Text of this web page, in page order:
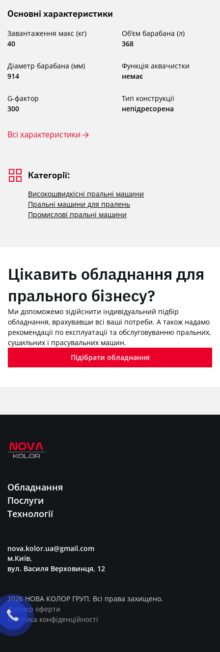
Основні характеристики
Завантаження макс (кг)
40
Об'єм барабана (л)
368
Діаметр барабана (мм)
914
Функція аквачистки
немає
G-фактор
300
Тип конструкції
непідресорена
Всі характеристики
Категорії:
Високошвидкісні пральні машини
Пральні машини для пралень
Промислові пральні машини
Цікавить обладнання для
прального бізнесу?
Ми допоможемо зідійснити індивідуальний підбір
обладнання, врахувавши всі ваші потреби. А також надамо
рекомендації по експлуатації та обслуговуванню пральних,
сушильних і прасувальних машин.
Підібрати обладнання
Обладнання
Послуги
Технології
nova.kolor.ua@gmail.com
м.Київ,
вул. Василя Верховинця, 12
2026 НОВА КОЛОР ГРУП. Всі права захищено.
Договір оферти
Політика конфіденційності